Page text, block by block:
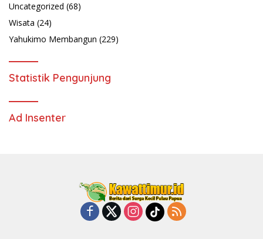
Uncategorized (68)
Wisata (24)
Yahukimo Membangun (229)
Statistik Pengunjung
Ad Insenter